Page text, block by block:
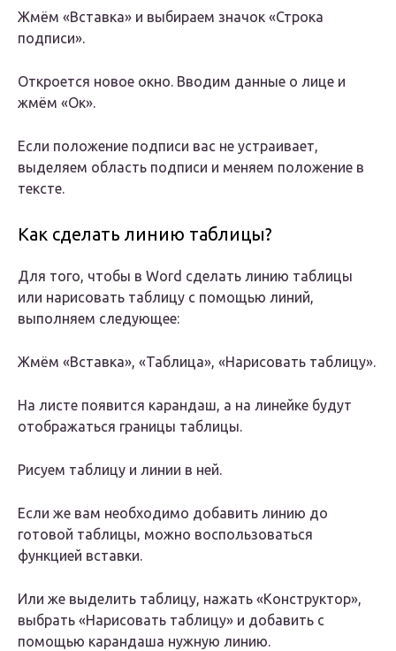
Жмём «Вставка» и выбираем значок «Строка
подписи».
Откроется новое окно. Вводим данные о лице и
жмём «Ок».
Если положение подписи вас не устраивает,
выделяем область подписи и меняем положение в
тексте.
Как сделать линию таблицы?
Для того, чтобы в Word сделать линию таблицы
или нарисовать таблицу с помощью линий,
выполняем следующее:
Жмём «Вставка», «Таблица», «Нарисовать таблицу».
На листе появится карандаш, а на линейке будут
отображаться границы таблицы.
Рисуем таблицу и линии в ней.
Если же вам необходимо добавить линию до
готовой таблицы, можно воспользоваться
функцией вставки.
Или же выделить таблицу, нажать «Конструктор»,
выбрать «Нарисовать таблицу» и добавить с
помощью карандаша нужную линию.